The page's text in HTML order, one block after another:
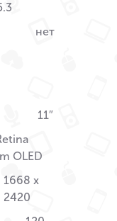
нет
11″
OLED
1668 x
2420